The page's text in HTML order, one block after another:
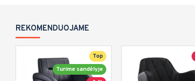
REKOMENDUOJAME
Top
Turime sandėlyje